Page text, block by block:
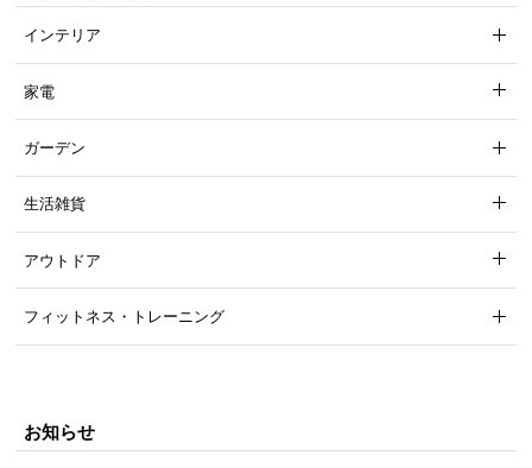
インテリア
家電
ガーデン
生活雑貨
アウトドア
フィットネス・トレーニング
お知らせ